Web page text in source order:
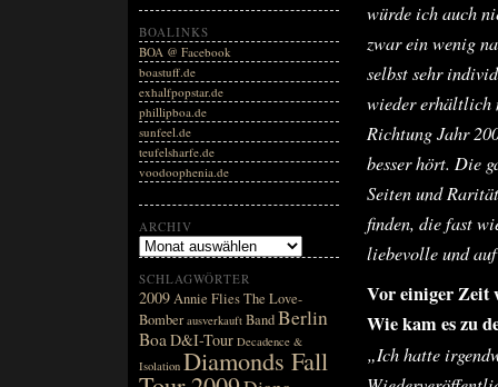
würde ich auch
zwar ein wenig
selbst sehr
wieder erhältlich
Richtung Jahr
besser hört. Die
Seiten und
finden, die fast
liebevolle und
Vor einiger Zeit
Wie kam es zu
„Ich hatte
BOALINKS
BOA @ Facebook
boastuff.de
exhalfpopstar.de
phillipboa.de
sunfeel.de
teufelsharfe.de
voodoophenia.de
ARCHIV
SCHLAGWÖRTER
2009Annie Flies The Love-
Bomber ausverkauft BandBerlin
BoaD&I-Tour Decadence &
Isolation Diamonds Fall